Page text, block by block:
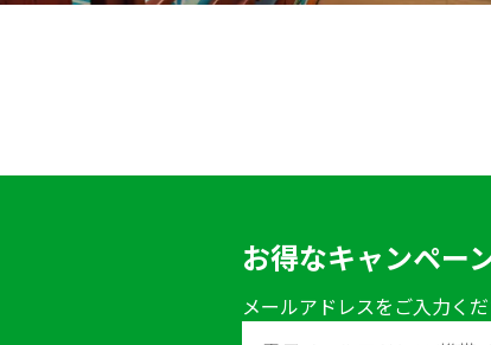
お得なキャンペー
メールアドレスをご入力く